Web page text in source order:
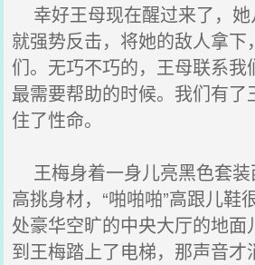
幸好王母现在醒过来了，她
就强势反击，将她的敌人拿下
们。无巧不巧的，王母联系我
最需要帮助的时候。我们有
住了性命。
王梅身着一身儿亮黑色套装
高挑身材，“啪啪啪”高跟儿鞋
处豪华空旷的中央大厅的地面
到王梅踏上了电梯，那声音才